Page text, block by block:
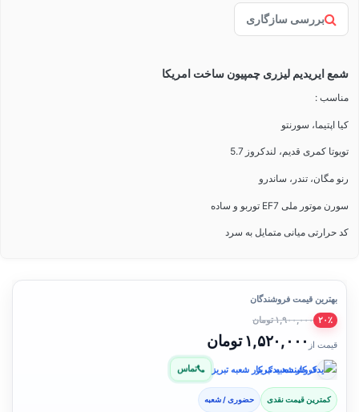
بررسی سازگاری
شمع ایریدیم لیزری چمپیون ساخت امریکا
مناسب :
کیا اپتیما، سورنتو
تویوتا کمری قدیم، لندکروز 5.7
رنو مگان، تندر، ساندرو
سورن موتور ملی EF7 توربو و ساده
کد حرارتی میانی متمایل به سرد
بهترین قیمت فروشندگان
۲۰٪ ۱,۹۰۰,۰۰۰ تومان
قیمت از ۱,۵۲۰,۰۰۰ تومان
فروشنده: یدک کار شعبه تبریز تماس
کمترین قیمت نقدی حضوری / شعبه